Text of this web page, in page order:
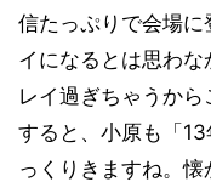
信たっぷりで会場
イになるとは思わ
レイ過ぎちゃうか
すると、小原も「
っくりきますね。